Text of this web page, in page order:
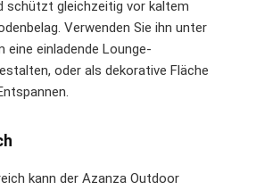
schützt gleichzeitig vor kaltem
Verwenden Sie ihn unter
eine einladende Lounge-
oder als dekorative Fläche
kann der Azanza Outdoor